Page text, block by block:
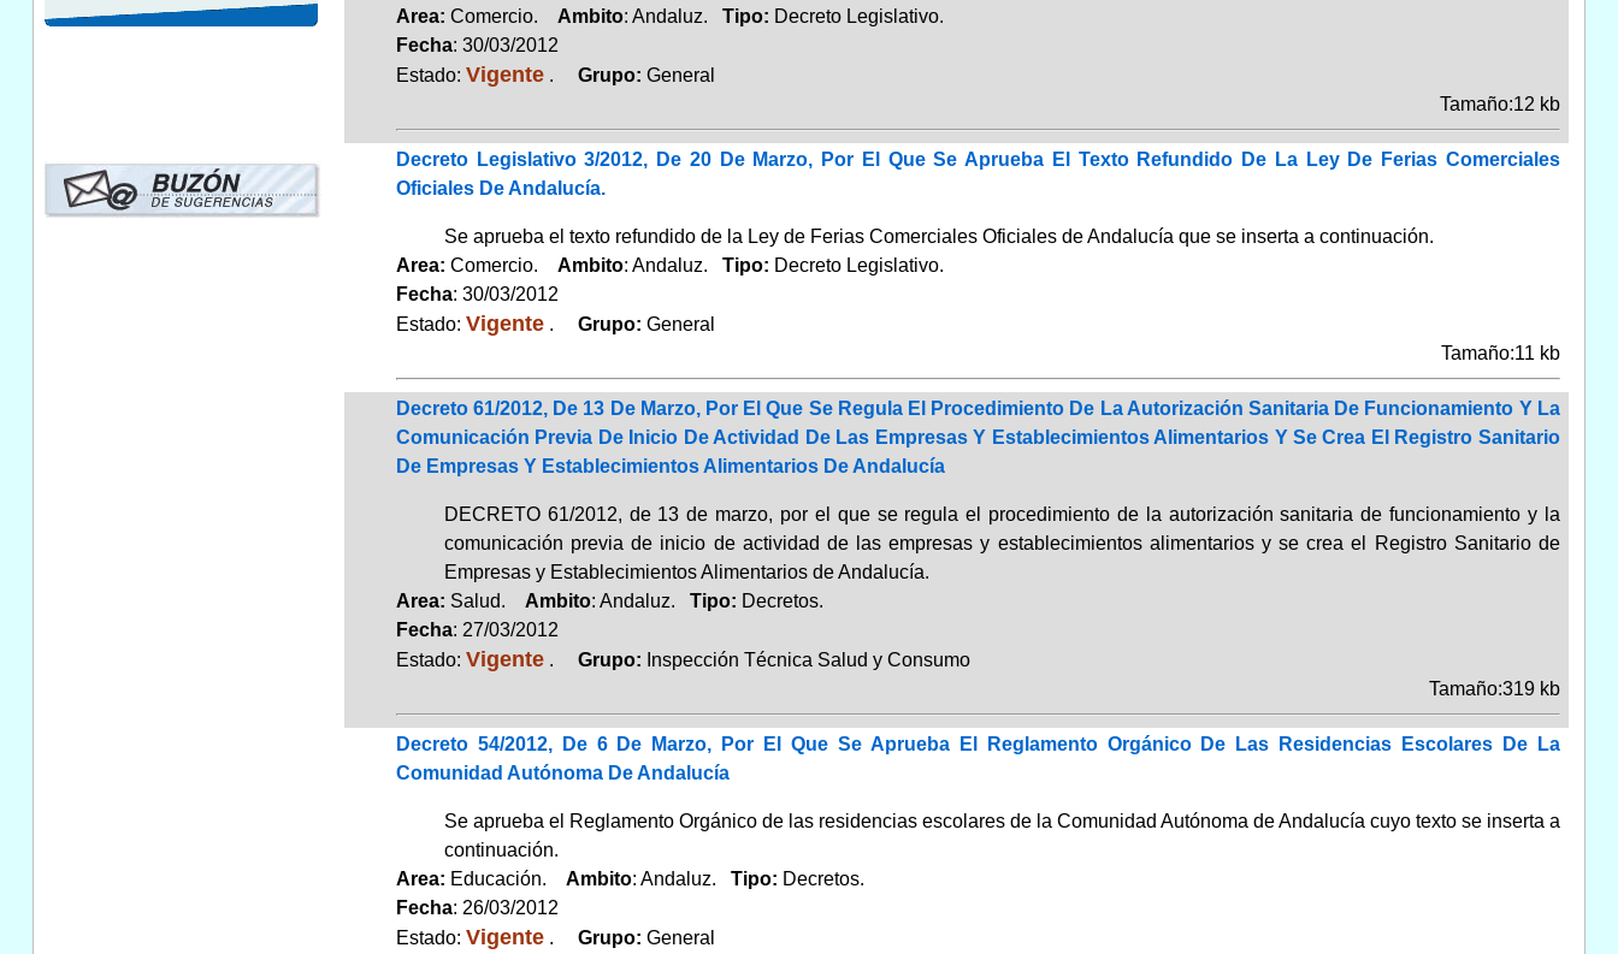
Area: Comercio. Ambito: Andaluz. Tipo: Decreto Legislativo.
Fecha: 30/03/2012
Estado: Vigente. Grupo: General
Tamaño:12 kb
Decreto Legislativo 3/2012, De 20 De Marzo, Por El Que Se Aprueba El Texto Refundido De La Ley De Ferias Comerciales
Oficiales De Andalucía.
Se aprueba el texto refundido de la Ley de Ferias Comerciales Oficiales de Andalucía que se inserta a continuación.
Area: Comercio. Ambito: Andaluz. Tipo: Decreto Legislativo.
Fecha: 30/03/2012
Estado: Vigente. Grupo: General
Tamaño:11 kb
Decreto 61/2012, De 13 De Marzo, Por El Que Se Regula El Procedimiento De La Autorización Sanitaria De Funcionamiento Y La
Comunicación Previa De Inicio De Actividad De Las Empresas Y Establecimientos Alimentarios Y Se Crea El Registro Sanitario
De Empresas Y Establecimientos Alimentarios De Andalucía
DECRETO 61/2012, de 13 de marzo, por el que se regula el procedimiento de la autorización sanitaria de funcionamiento y la
comunicación previa de inicio de actividad de las empresas y establecimientos alimentarios y se crea el Registro Sanitario de
Empresas y Establecimientos Alimentarios de Andalucía.
Area: Salud. Ambito: Andaluz. Tipo: Decretos.
Fecha: 27/03/2012
Estado: Vigente. Grupo: Inspección Técnica Salud y Consumo
Tamaño:319 kb
Decreto 54/2012, De 6 De Marzo, Por El Que Se Aprueba El Reglamento Orgánico De Las Residencias Escolares De La
Comunidad Autónoma De Andalucía
Se aprueba el Reglamento Orgánico de las residencias escolares de la Comunidad Autónoma de Andalucía cuyo texto se inserta a
continuación.
Area: Educación. Ambito: Andaluz. Tipo: Decretos.
Fecha: 26/03/2012
Estado: Vigente. Grupo: General